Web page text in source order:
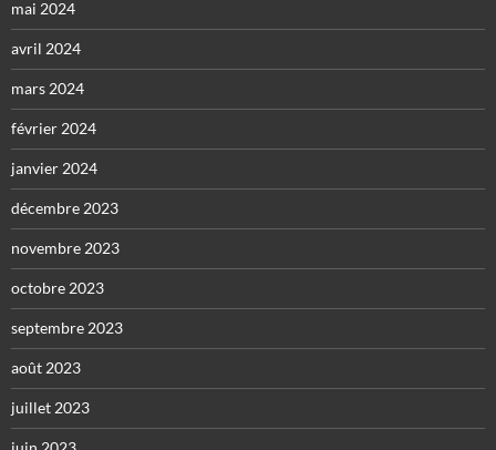
mai 2024
avril 2024
mars 2024
février 2024
janvier 2024
décembre 2023
novembre 2023
octobre 2023
septembre 2023
août 2023
juillet 2023